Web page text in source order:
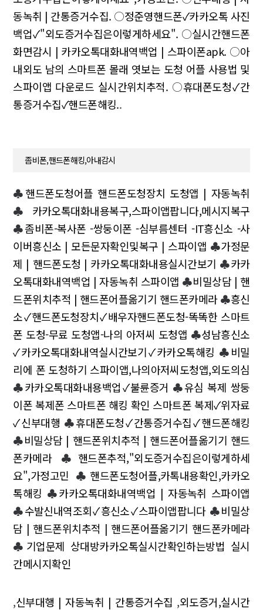
동녹취 | 간통증거수집. ○정준영핸드폰✓카카오톡 사진
백업✓"외도증거수집은이렇게하세요". ○실시간핸드폰
화면감시 | 카카오톡대화내역백업 | 스파이폰apk. ○아
내외도 남의 스마트폰 몰래 엿보는 도청 어플 사용법 및
스파이앱 다운로드 실시간위치추적. ○휴대폰도청✓간
통증거수집✓핸드폰해킹..
좀비폰,핸드폰해킹,아내감시
♣핸드폰도청어플 핸드폰도청장치 도청앱 | 자동녹취
♣ 카카오톡대화내용복구,스파이앱팝니다,메시지복구
♣좀비폰-복사폰 -쌍둥이폰 -심부름센터 -IT흥신소 -사
이버흥신소 | 모든문자확인및복구 | 스파이앱 ♣가정문
제 | 핸드폰도청 | 카카오톡대화내용실시간보기 ♣카카
오톡대화내역백업 | 자동녹취 스파이앱 ♣비밀상담 | 핸
드폰위치추적 | 핸드폰어플옮기기 핸드폰카메라♣흥신
소✓핸드폰도청장치✓배우자핸드폰도청-똑똑한 스마트
폰 도청-무료 도청앱-나의 아저씨 도청앱 ♣성남흥신소
✓카카오톡대화내역실시간보기✓카카오톡해킹 ♣비밀
리에 폰 도청하기 스파이앱,나의아저씨도청앱,외도의심
♣카카오톡대화내용백업✓불륜증거 ♣유심 복제 쌍둥
이폰 복제폰 스마트폰 해킹 확인 스마트폰 복제✓위자료
✓신부대행 ♣휴대폰도청✓간통증거수집✓핸드폰해킹
♣비밀상담 | 핸드폰위치추적 | 핸드폰어플옮기기 핸드
폰카메라♣ 핸드폰추적,"외도증거수집은이렇게하세
요",가정고민 ♣핸드폰도청어플,카톡내용확인,카카오
톡해킹 ♣카카오톡대화내역백업 | 자동녹취 스파이앱
♣수발신내역조회✓흥신소✓스파이앱팝니다♣비밀상
담 | 핸드폰위치추적 | 핸드폰어플옮기기 핸드폰카메라
♣ 기업문제 상대방카카오톡실시간확인하는방법 실시
간메시지확인
,신부대행 | 자동녹취 | 간통증거수집 ,외도증거,실시간